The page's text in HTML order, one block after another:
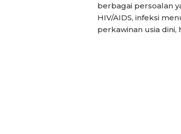
berbagai persoalan
HIV/AIDS, infeksi
perkawinan usia